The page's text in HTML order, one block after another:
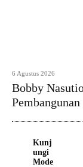
6 Agustus 2026
Bobby
Kunj
ungi
Mode